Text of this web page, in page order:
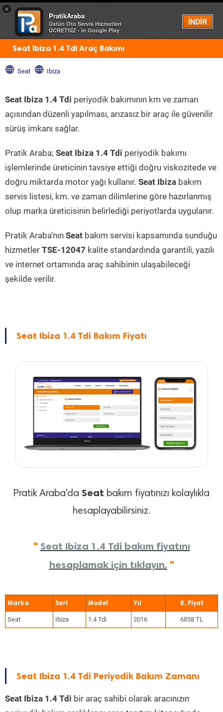
×
PratikAraba
Üstün Oto Servis Hizmetleri
ÜCRETSİZ - In Google Play
İNDİR
Menü
Seat Ibiza 1.4 Tdi Araç Bakımı
Seat Ibiza
Seat Ibiza 1.4 Tdi periyodik bakımının km ve zaman
açısından düzenli yapılması, arızasız bir araç ile güvenilir
sürüş imkanı sağlar.
Pratik Araba; Seat Ibiza 1.4 Tdi periyodik bakımı
işlemlerinde üreticinin tavsiye ettiği doğru viskozitede ve
doğru miktarda motor yağı kullanır. Seat Ibiza bakım
servis listesi, km. ve zaman dilimlerine göre hazırlanmış
olup marka üreticisinin belirlediği periyotlarda uygulanır.
Pratik Araba’nın Seat bakım servisi kapsamında sunduğu
hizmetler TSE-12047 kalite standardında garantili, yazılı
ve internet ortamında araç sahibinin ulaşabileceği
şekilde verilir.
Seat Ibiza 1.4 Tdi Bakım Fiyatı
Pratik Araba'da Seat bakım fiyatınızı kolaylıkla
hesaplayabilirsiniz.
" Seat Ibiza 1.4 Tdi bakım fiyatını
hesaplamak için tıklayın. "
Marka Seri Model Yıl
Seat Ibiza 1.4 Tdi 2016 6858 TL
Seat Ibiza 1.4 Tdi Periyodik Bakım Zamanı
Seat Ibiza 1.4 Tdi bir araç sahibi olarak aracınızın